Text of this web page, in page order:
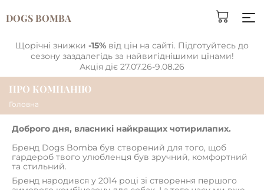
DOGS BOMBA
Щорічні знижки -15% від цін на сайті. Підготуйтесь до
сезону заздалегідь за найвигіднішими цінами!
Акція діє 27.07.26-9.08.26
ПРО КОМПАНІЮ
Головна
Доброго дня, власникі найкращих чотирилапих.
Бренд Dogs Bomba був створений для того, щоб
гардероб твого улюбленця був зручний, комфортний
та стильний.
Бренд народився у 2014 році зі створення першого